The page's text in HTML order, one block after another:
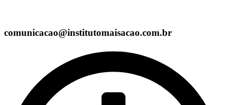
comunicacao@institutomaisacao.com.br